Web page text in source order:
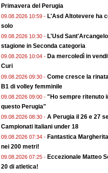
Primavera del Perugia
09.08.2026 10:59 - L'Asd Altotevere ha
solo
09.08.2026 10:30 - L'Usd
stagione in Seconda categoria
09.08.2026 10:04 - Da mercoledì in
Curi
09.08.2026 09:30 - Come cresce la
B1 di volley femminile
09.08.2026 09:00 - "Ho sempre ritenuto
questo Perugia"
09.08.2026 08:30 - A Perugia il 26 e 27
Campionati italiani under 18
09.08.2026 07:34 - Fantastica
nei 200 metri!
09.08.2026 07:25 - Eccezionale Matteo
20 di atletica!